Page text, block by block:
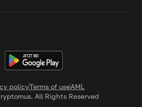
policyTerms of useAML
All Rights Reserved